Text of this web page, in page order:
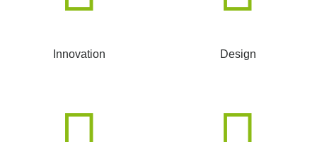
Innovation Design